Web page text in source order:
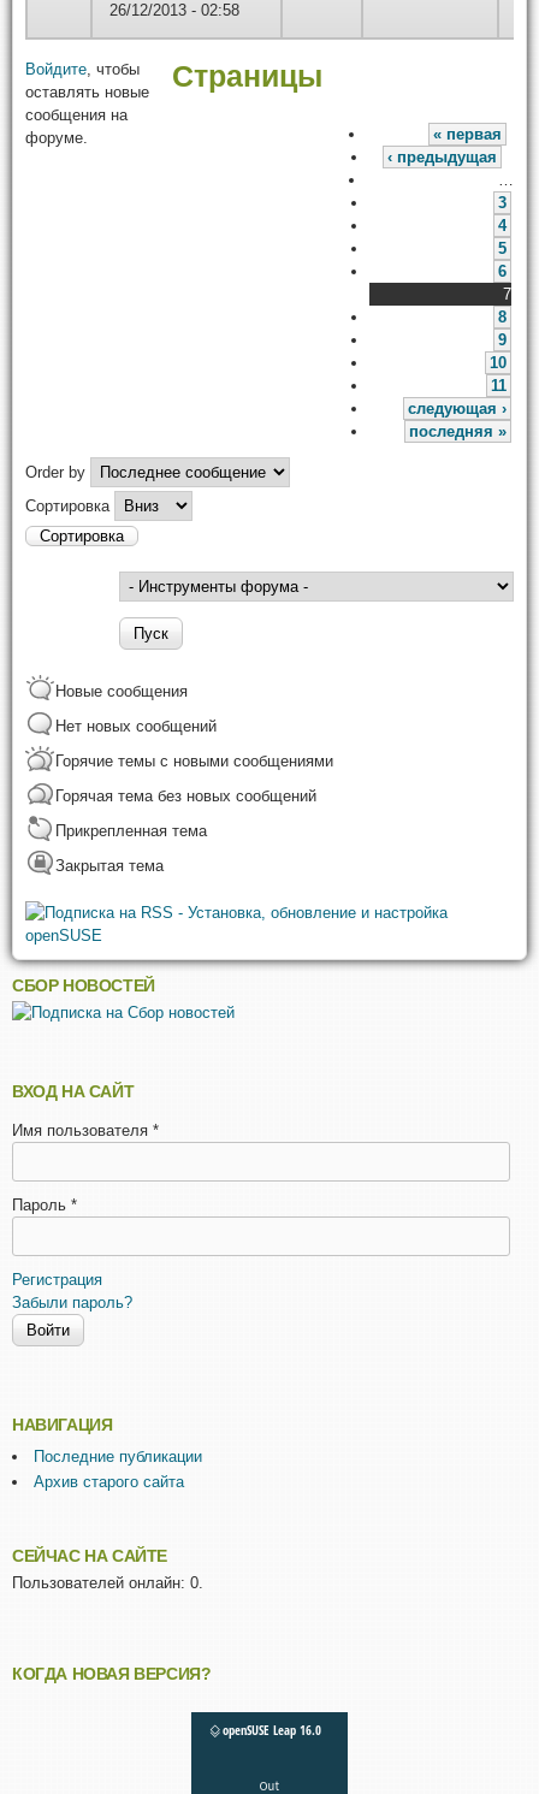
26/12/2013 - 02:58
Войдите, чтобы
оставлять новые
сообщения на
форуме.
Страницы
« первая
‹ предыдущая
…
3
4
5
6
7
8
9
10
11
следующая ›
последняя »
Order by
Сортировка
Новые сообщения
Нет новых сообщений
Горячие темы с новыми сообщениями
Горячая тема без новых сообщений
Прикрепленная тема
Закрытая тема
СБОР НОВОСТЕЙ
ВХОД НА САЙТ
Имя пользователя *
Пароль *
Регистрация
Забыли пароль?
НАВИГАЦИЯ
Последние публикации
Архив старого сайта
СЕЙЧАС НА САЙТЕ
Пользователей онлайн: 0.
КОГДА НОВАЯ ВЕРСИЯ?